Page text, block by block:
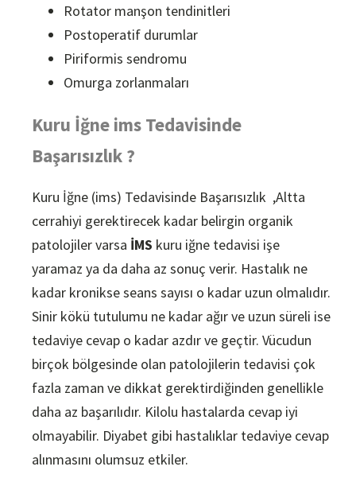
Rotator manşon tendinitleri
Postoperatif durumlar
Piriformis sendromu
Omurga zorlanmaları
Kuru İğne ims Tedavisinde
Başarısızlık ?
Kuru İğne (ims) Tedavisinde Başarısızlık ,Altta
cerrahiyi gerektirecek kadar belirgin organik
patolojiler varsa İMS kuru iğne tedavisi işe
yaramaz ya da daha az sonuç verir. Hastalık ne
kadar kronikse seans sayısı o kadar uzun olmalıdır.
Sinir kökü tutulumu ne kadar ağır ve uzun süreli ise
tedaviye cevap o kadar azdır ve geçtir. Vücudun
birçok bölgesinde olan patolojilerin tedavisi çok
fazla zaman ve dikkat gerektirdiğinden genellikle
daha az başarılıdır. Kilolu hastalarda cevap iyi
olmayabilir. Diyabet gibi hastalıklar tedaviye cevap
alınmasını olumsuz etkiler.